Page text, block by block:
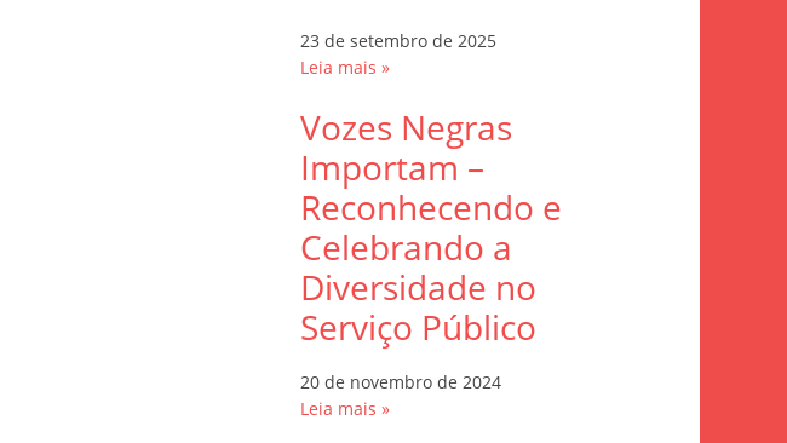
23 de setembro de 2025
Leia mais »
Vozes Negras
Importam –
Reconhecendo e
Celebrando a
Diversidade no
Serviço Público
20 de novembro de 2024
Leia mais »